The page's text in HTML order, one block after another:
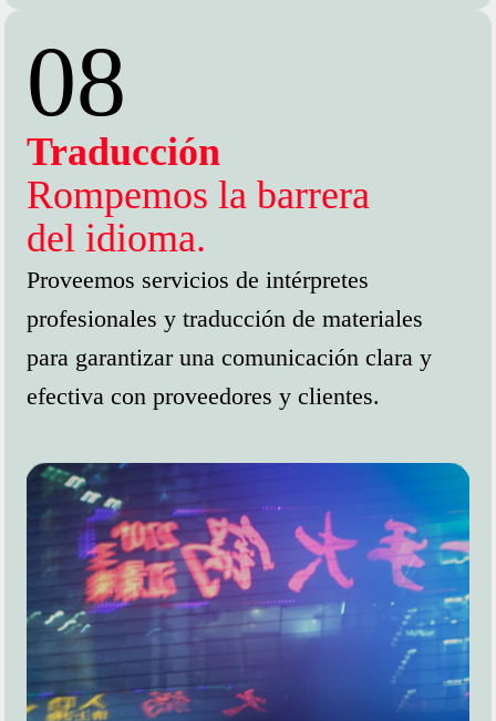
08
Traducción
Rompemos la barrera
del idioma.
Proveemos servicios de intérpretes
profesionales y traducción de materiales
para garantizar una comunicación clara y
efectiva con proveedores y clientes.